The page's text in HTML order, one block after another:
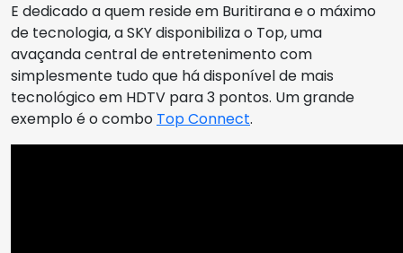
E dedicado a quem reside em Buritirana e o máximo
de tecnologia, a SKY disponibiliza o Top, uma
avaçanda central de entretenimento com
simplesmente tudo que há disponível de mais
tecnológico em HDTV para 3 pontos. Um grande
exemplo é o combo Top Connect.